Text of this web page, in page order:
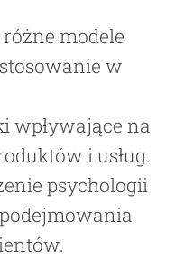
modele
w
wpływające na
i usług.
psychologii